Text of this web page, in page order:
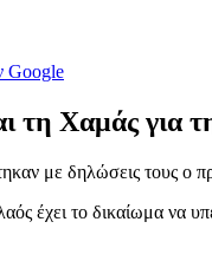
Google
τη Χαμάς για
με δηλώσεις τους ο
έχει το δικαίωμα να